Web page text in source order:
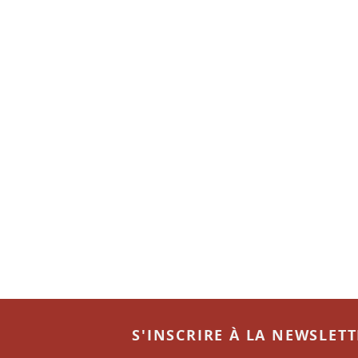
S'INSCRIRE À LA